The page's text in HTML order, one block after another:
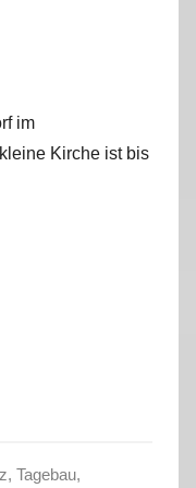
im
Kirche ist bis
, Tagebau,